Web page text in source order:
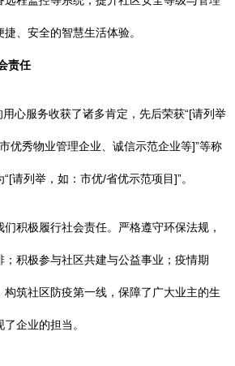
、安全的智慧生活体验。
责任
心服务收获了诸多肯定，先后荣获“[请列举
优秀物业管理企业、诚信示范企业等]”等称
请列举，如：市优/省优示范项目]”。
积极履行社会责任。严格遵守环保法规，
积极参与社区共建与公益事业；疫情期
构筑社区防疫第一线，保障了广大业主的生
企业的担当。